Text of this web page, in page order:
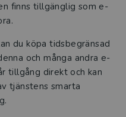
finns tillgänglig som e-
du köpa tidsbegränsad
och många andra e-
tillgång direkt och kan
tjänstens smarta